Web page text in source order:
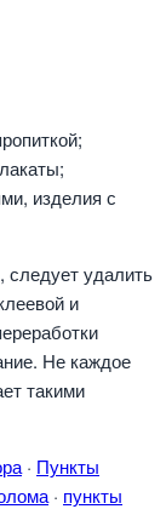
изделия с
следует удалить
и
Не каждое
такими
· Пункты
· пункты